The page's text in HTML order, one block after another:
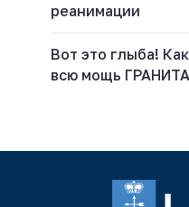
реанимации
Вот это глыба!
всю мощь